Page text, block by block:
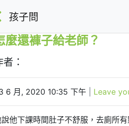
孩子問
麼還褲子給老師？
者：
6 月, 2020 10:35 下午 Leave
他下課時間肚子不舒服，去廁所